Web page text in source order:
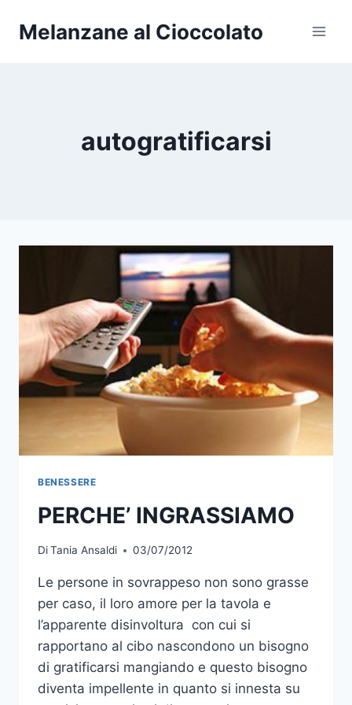
Melanzane al Cioccolato
autogratificarsi
BENESSERE
PERCHE’ INGRASSIAMO
DiTania Ansaldi 03/07/2012
Le persone in sovrappeso non sono grasse
per caso, il loro amore per la tavola e
l’apparente disinvoltura con cui si
rapportano al cibo nascondono un bisogno
di gratificarsi mangiando e questo bisogno
diventa impellente in quanto si innesta su